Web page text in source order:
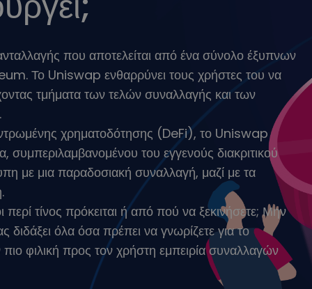
που αποτελείται από ένα σύνολο έξυπνων
Το Uniswap ενθαρρύνει τους χρήστες του να
τμήματα των τελών συναλλαγής και των
χρηματοδότησης (DeFi), το Uniswap
συμπεριλαμβανομένου του εγγενούς διακριτικού
με μια παραδοσιακή συναλλαγή, μαζί με τα
τίνος πρόκειται ή από πού να ξεκινήσετε; Μην
διδάξει όλα όσα πρέπει να γνωρίζετε για το
φιλική προς τον χρήστη εμπειρία συναλλαγών